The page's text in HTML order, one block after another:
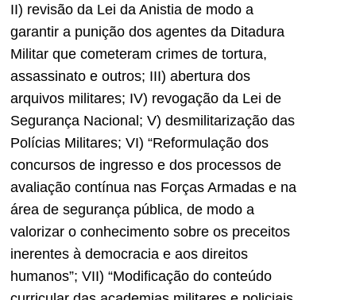
II) revisão da Lei da Anistia de modo a
garantir a punição dos agentes da Ditadura
Militar que cometeram crimes de tortura,
assassinato e outros; III) abertura dos
arquivos militares; IV) revogação da Lei de
Segurança Nacional; V) desmilitarização das
Polícias Militares; VI) “Reformulação dos
concursos de ingresso e dos processos de
avaliação contínua nas Forças Armadas e na
área de segurança pública, de modo a
valorizar o conhecimento sobre os preceitos
inerentes à democracia e aos direitos
humanos”; VII) “Modificação do conteúdo